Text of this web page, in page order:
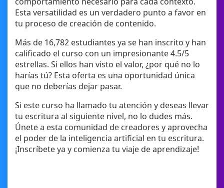
Esta versatilidad es un verdadero punto a favor en
tu proceso de creación de contenido.
Más de 16,782 estudiantes ya se han inscrito y han
calificado el curso con un impresionante 4.5/5
estrellas. Si ellos han visto el valor, ¿por qué no lo
harías tú? Esta oferta es una oportunidad única
que no deberías dejar pasar.
Si este curso ha llamado tu atención y deseas llevar
tu escritura al siguiente nivel, no lo dudes más.
Únete a esta comunidad de creadores y aprovecha
el poder de la inteligencia artificial en tu escritura.
¡Inscríbete ya y comienza tu viaje de aprendizaje!